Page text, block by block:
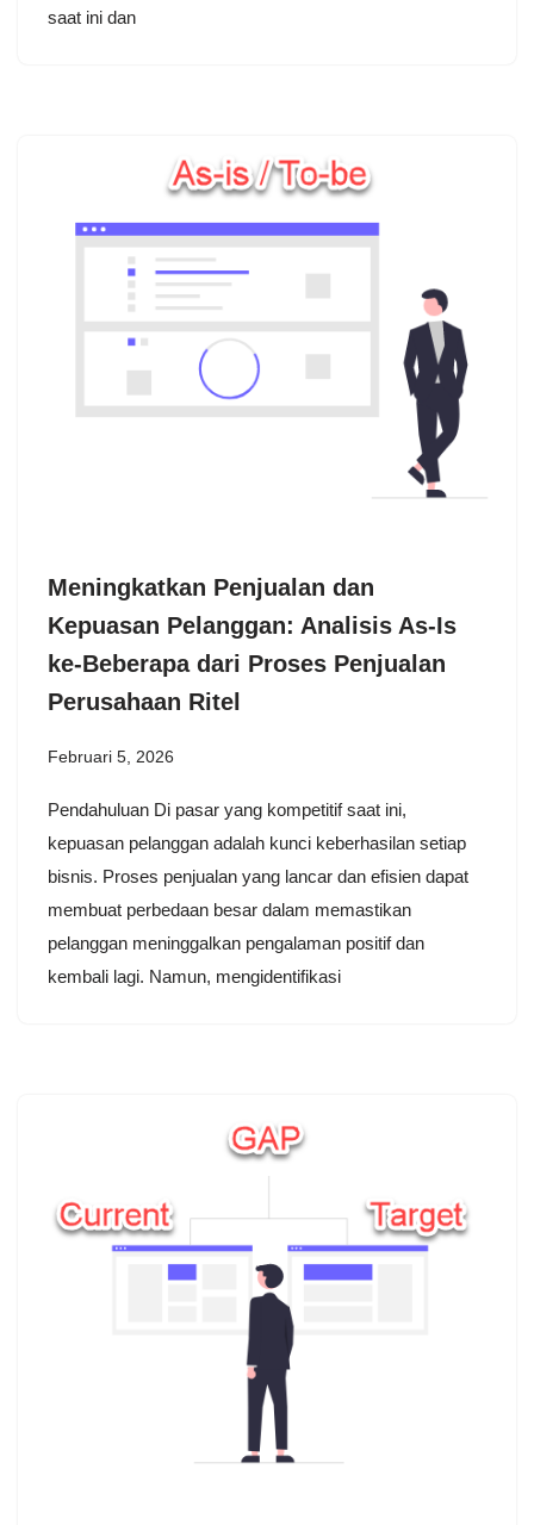
saat ini dan
Meningkatkan Penjualan dan
Kepuasan Pelanggan: Analisis As-Is
ke-Beberapa dari Proses Penjualan
Perusahaan Ritel
Februari 5, 2026
Pendahuluan Di pasar yang kompetitif saat ini,
kepuasan pelanggan adalah kunci keberhasilan setiap
bisnis. Proses penjualan yang lancar dan efisien dapat
membuat perbedaan besar dalam memastikan
pelanggan meninggalkan pengalaman positif dan
kembali lagi. Namun, mengidentifikasi